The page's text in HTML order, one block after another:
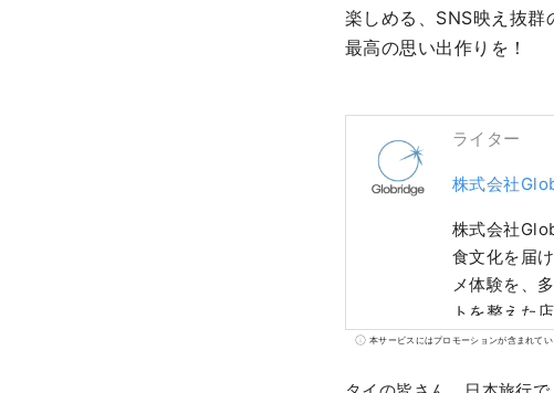
楽しめる、SNS映え抜
最高の思い出作りを！
ライター
株式会社
株式会社
食文化を届
メ体験を、
トを整えた
トラン情報
本サービスにはプロモーションが含まれてい